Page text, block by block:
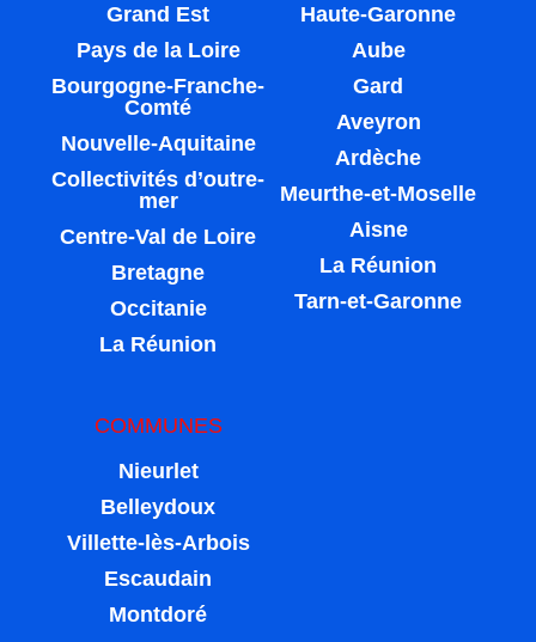
Grand Est
Pays de la Loire
Bourgogne-Franche-
Comté
Nouvelle-Aquitaine
Collectivités d’outre-
mer
Centre-Val de Loire
Bretagne
Occitanie
La Réunion
Haute-Garonne
Aube
Gard
Aveyron
Ardèche
Meurthe-et-Moselle
Aisne
La Réunion
Tarn-et-Garonne
COMMUNES
Nieurlet
Belleydoux
Villette-lès-Arbois
Escaudain
Montdoré